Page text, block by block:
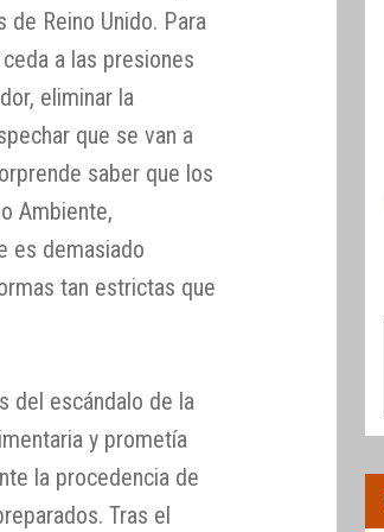
Reino Unido. Para
a las presiones
eliminar la
que se van a
saber que los
Ambiente,
es demasiado
tan estrictas que
del escándalo de la
y prometía
la procedencia de
Tras el